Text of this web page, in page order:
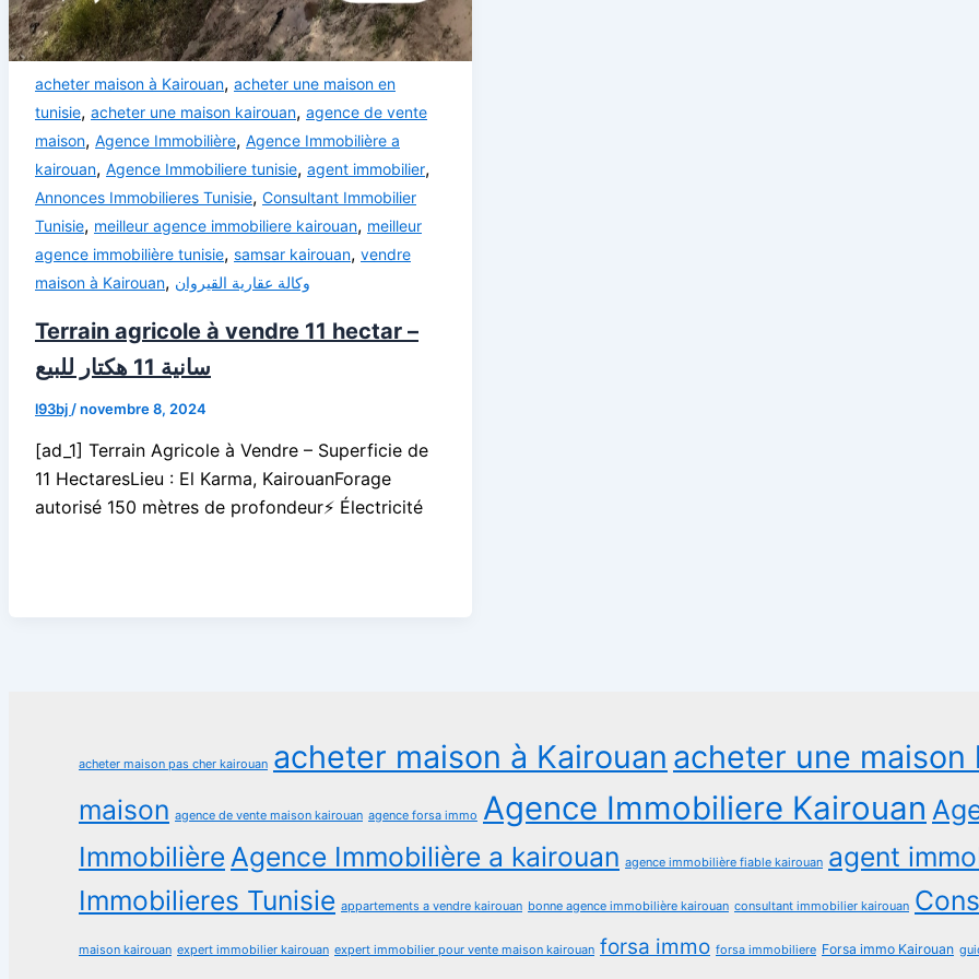
acheter maison à Kairouan, acheter une maison en
tunisie, acheter une maison kairouan, agence de vente
maison, Agence Immobilière, Agence Immobilière a
kairouan, Agence Immobiliere tunisie, agent immobilier,
Annonces Immobilieres Tunisie, Consultant Immobilier
Tunisie, meilleur agence immobiliere kairouan, meilleur
agence immobilière tunisie, samsar kairouan, vendre
maison à Kairouan, وكالة عقارية القيروان
Terrain agricole à vendre 11 hectar –
سانية 11 هكتار للبيع
l93bj/novembre 8, 2024
[ad_1] Terrain Agricole à Vendre – Superficie de
11 HectaresLieu : El Karma, KairouanForage
autorisé 150 mètres de profondeur⚡ Électricité
acheter maison pas cher kairouan acheter maison à Kairouan acheter une maison
maison agence de vente maison kairouan agence forsa immo Agence Immobiliere Kairouan
Immobilière Agence Immobilière a kairouan agence immobilière fiable kairouan agent
Immobilieres Tunisie appartements a vendre kairouan bonne agence immobilière kairouan consultant immobilier kairouan
maison kairouan expert immobilier kairouan expert immobilier pour vente maison kairouan forsa immo forsa immobiliere Forsa immo Kairouan